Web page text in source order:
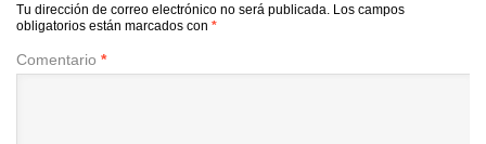
Tu dirección de correo electrónico no será publicada. Los campos
obligatorios están marcados con *
Comentario *